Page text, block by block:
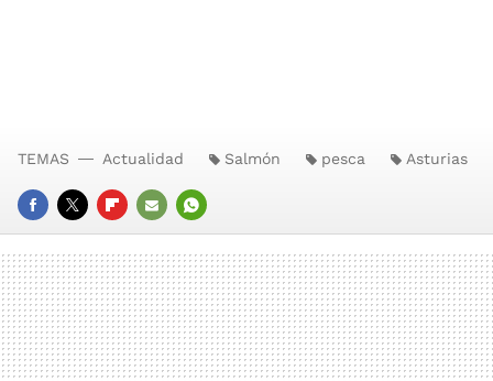
FACEBOOK
TWITTERFLIPBOARD
E-
MAIL
WHATSAPP
TEMAS Actualidad Salmón pesca Asturias